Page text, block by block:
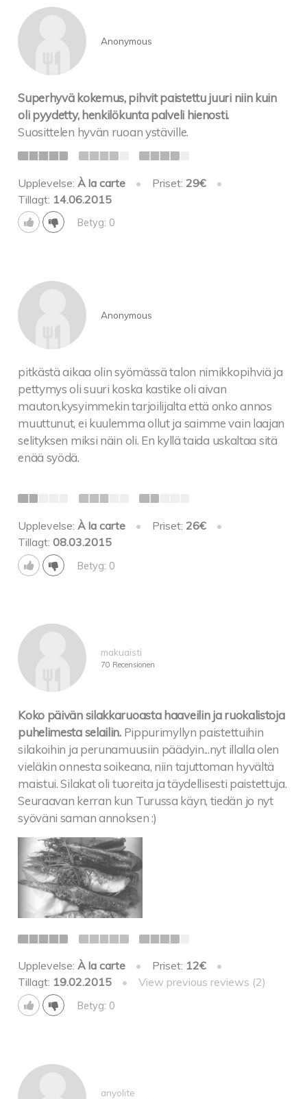
Anonymous
Superhyvä kokemus, pihvit paistettu juuri niin kuin
oli pyydetty, henkilökunta palveli hienosti.
Suosittelen hyvän ruoan ystäville.
Upplevelse:À la carte • Priset: 29€
•
Tillagt: 14.06.2015
Betyg: 0
Anonymous
pitkästä aikaa olin syömässä talon nimikkopihviä ja
pettymys oli suuri koska kastike oli aivan
mauton,kysyimmekin tarjoilijalta että onko annos
muuttunut, ei kuulemma ollut ja saimme vain laajan
selityksen miksi näin oli. En kyllä taida uskaltaa sitä
enää syödä.
Upplevelse:À la carte • Priset: 26€
•
Tillagt:08.03.2015
Betyg: 0
makuaisti
70 Recensionen
Koko päivän silakkaruoasta haaveilin ja ruokalistoja
puhelimesta selailin. Pippurimyllyn paistettuihin
silakoihin ja perunamuusiin päädyin...nyt illalla olen
vieläkin onnesta soikeana, niin tajuttoman hyvältä
maistui. Silakat oli tuoreita ja täydellisesti paistettuja.
Seuraavan kerran kun Turussa käyn, tiedän jo nyt
syöväni saman annoksen :)
Upplevelse:À la carte • Priset: 12€
•
Tillagt: 19.02.2015 • View previous reviews (2)
Betyg: 0
anyolite